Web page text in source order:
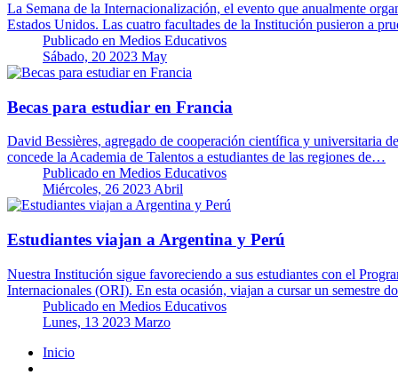
La Semana de la Internacionalización, el evento que anualmente
Estados Unidos. Las cuatro facultades de la Institución pusieron a
Publicado en Medios Educativos
Sábado, 20 2023 May
Becas para estudiar en Francia
David Bessières, agregado de cooperación científica y universitaria
concede la Academia de Talentos a estudiantes de las regiones de…
Publicado en Medios Educativos
Miércoles, 26 2023 Abril
Estudiantes viajan a Argentina y Perú
Nuestra Institución sigue favoreciendo a sus estudiantes con el
Internacionales (ORI). En esta ocasión, viajan a cursar un semestre
Publicado en Medios Educativos
Lunes, 13 2023 Marzo
Inicio